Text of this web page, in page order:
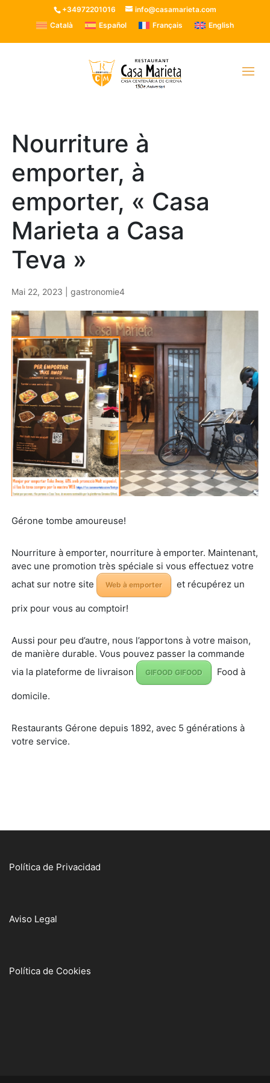
+34972201016
info@casamarieta.com
Català
Español Français English
Nourriture à
emporter, à
emporter, « Casa
Marieta a Casa
Teva »
Mai 22, 2023 |gastronomie4
Gérone tombe amoureuse!
Nourriture à emporter, nourriture à emporter. Maintenant,
avec une promotion très spéciale si vous effectuez votre
achat sur notre site
Web à emporter et récupérez un
prix pour vous au comptoir!
Aussi pour peu d’autre, nous l’apportons à votre maison,
de manière durable. Vous pouvez passer la commande
via la plateforme de livraison
GIFOOD GIFOOD Food à
domicile.
Restaurants Gérone depuis 1892, avec 5 générations à
votre service.
Política de Privacidad
Aviso Legal
Política de Cookies